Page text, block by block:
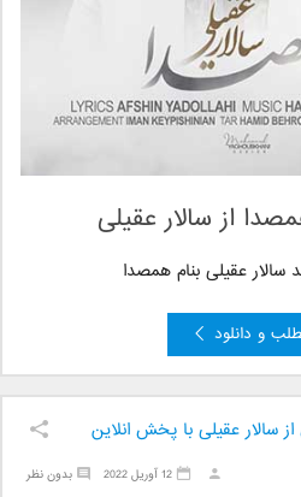
از سالار عقیلی
سالار عقیلیبنام همصدا
و دانلود
سالار عقیلی با پخش انلاین
بدون نظر 12 آوریل 2022